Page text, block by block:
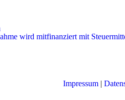
Impressum |